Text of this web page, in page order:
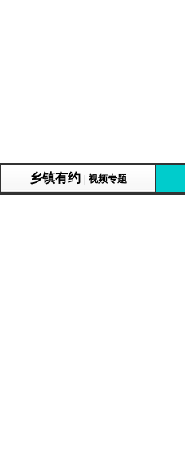
乡镇有约 | 视频专题